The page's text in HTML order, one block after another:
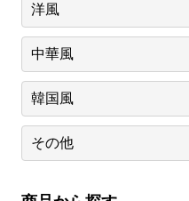
洋風
中華風
韓国風
その他